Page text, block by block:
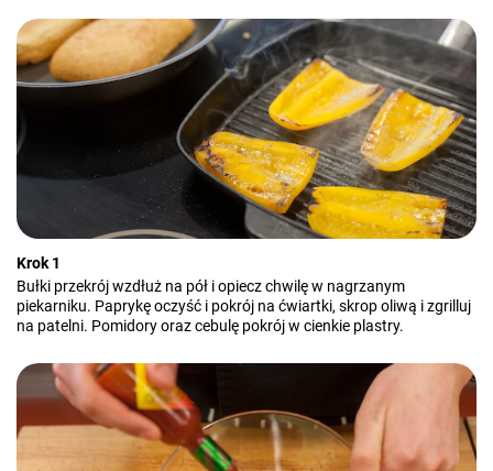
Krok 1
Bułki przekrój wzdłuż na pół i opiecz chwilę w nagrzanym
piekarniku. Paprykę oczyść i pokrój na ćwiartki, skrop oliwą i zgrilluj
na patelni. Pomidory oraz cebulę pokrój w cienkie plastry.